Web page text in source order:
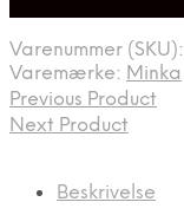
Varenummer (SKU):
Varemærke: Minka
Previous Product
Next Product
Beskrivelse